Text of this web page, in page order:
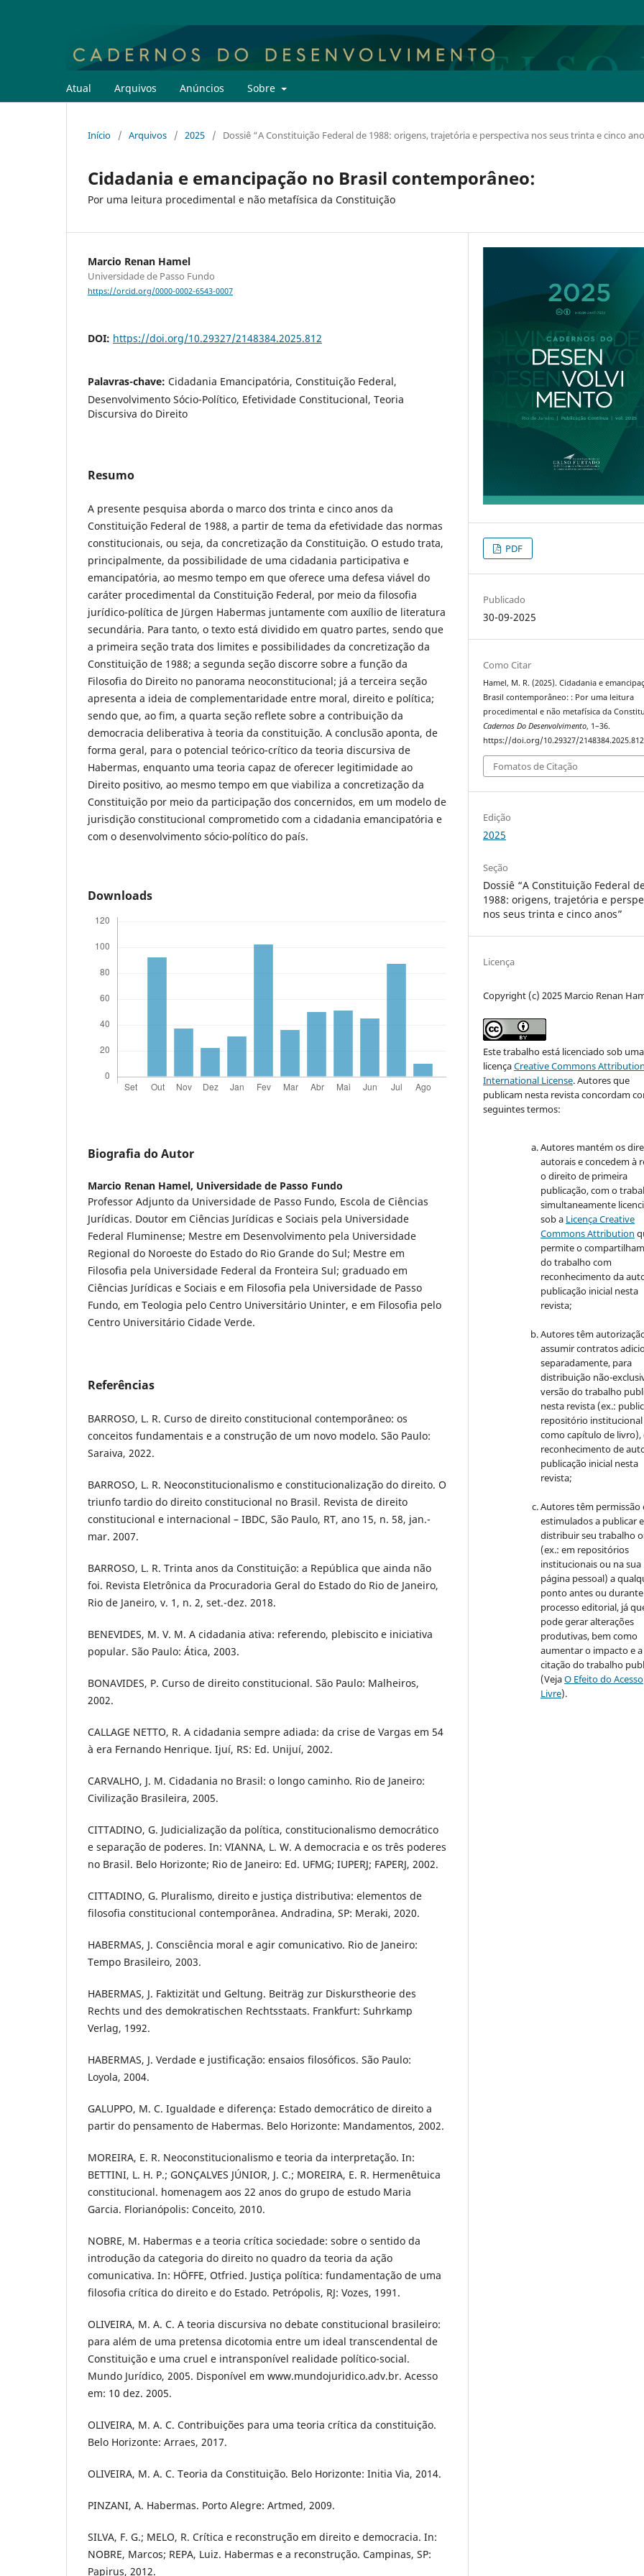
Atual Arquivos Anúncios Sobre
Início / Arquivos / 2025 / Dossiê “A Constituição Federal de 1988: origens, trajetória e perspectiva nos seus trinta e cinco
Cidadania e emancipação no Brasil contemporâneo:
Por uma leitura procedimental e não metafísica da Constituição
Marcio Renan Hamel
Universidade de Passo Fundo
https://orcid.org/0000-0002-6543-0007
DOI: https://doi.org/10.29327/2148384.2025.812
Palavras-chave: Cidadania Emancipatória, Constituição Federal,
Desenvolvimento Sócio-Político, Efetividade Constitucional, Teoria
Discursiva do Direito
Resumo
A presente pesquisa aborda o marco dos trinta e cinco anos da
Constituição Federal de 1988, a partir de tema da efetividade das normas
constitucionais, ou seja, da concretização da Constituição. O estudo trata,
principalmente, da possibilidade de uma cidadania participativa e
emancipatória, ao mesmo tempo em que oferece uma defesa viável do
caráter procedimental da Constituição Federal, por meio da filosofia
jurídico-política de Jürgen Habermas juntamente com auxílio de literatura
secundária. Para tanto, o texto está dividido em quatro partes, sendo que
a primeira seção trata dos limites e possibilidades da concretização da
Constituição de 1988; a segunda seção discorre sobre a função da
Filosofia do Direito no panorama neoconstitucional; já a terceira seção
apresenta a ideia de complementaridade entre moral, direito e política;
sendo que, ao fim, a quarta seção reflete sobre a contribuição da
democracia deliberativa à teoria da constituição. A conclusão aponta, de
forma geral, para o potencial teórico-crítico da teoria discursiva de
Habermas, enquanto uma teoria capaz de oferecer legitimidade ao
Direito positivo, ao mesmo tempo em que viabiliza a concretização da
Constituição por meio da participação dos concernidos, em um modelo de
jurisdição constitucional comprometido com a cidadania emancipatória e
com o desenvolvimento sócio-político do país.
Downloads
Biografia do Autor
Marcio Renan Hamel, Universidade de Passo Fundo
Professor Adjunto da Universidade de Passo Fundo, Escola de Ciências
Jurídicas. Doutor em Ciências Jurídicas e Sociais pela Universidade
Federal Fluminense; Mestre em Desenvolvimento pela Universidade
Regional do Noroeste do Estado do Rio Grande do Sul; Mestre em
Filosofia pela Universidade Federal da Fronteira Sul; graduado em
Ciências Jurídicas e Sociais e em Filosofia pela Universidade de Passo
Fundo, em Teologia pelo Centro Universitário Uninter, e em Filosofia pelo
Centro Universitário Cidade Verde.
Referências
BARROSO, L. R. Curso de direito constitucional contemporâneo: os
conceitos fundamentais e a construção de um novo modelo. São Paulo:
Saraiva, 2022.
BARROSO, L. R. Neoconstitucionalismo e constitucionalização do direito. O
triunfo tardio do direito constitucional no Brasil. Revista de direito
constitucional e internacional – IBDC, São Paulo, RT, ano 15, n. 58, jan.-
mar. 2007.
BARROSO, L. R. Trinta anos da Constituição: a República que ainda não
foi. Revista Eletrônica da Procuradoria Geral do Estado do Rio de Janeiro,
Rio de Janeiro, v. 1, n. 2, set.-dez. 2018.
BENEVIDES, M. V. M. A cidadania ativa: referendo, plebiscito e iniciativa
popular. São Paulo: Ática, 2003.
BONAVIDES, P. Curso de direito constitucional. São Paulo: Malheiros,
2002.
CALLAGE NETTO, R. A cidadania sempre adiada: da crise de Vargas em 54
à era Fernando Henrique. Ijuí, RS: Ed. Unijuí, 2002.
CARVALHO, J. M. Cidadania no Brasil: o longo caminho. Rio de Janeiro:
Civilização Brasileira, 2005.
CITTADINO, G. Judicialização da política, constitucionalismo democrático
e separação de poderes. In: VIANNA, L. W. A democracia e os três poderes
no Brasil. Belo Horizonte; Rio de Janeiro: Ed. UFMG; IUPERJ; FAPERJ, 2002.
CITTADINO, G. Pluralismo, direito e justiça distributiva: elementos de
filosofia constitucional contemporânea. Andradina, SP: Meraki, 2020.
HABERMAS, J. Consciência moral e agir comunicativo. Rio de Janeiro:
Tempo Brasileiro, 2003.
HABERMAS, J. Faktizität und Geltung. Beiträg zur Diskurstheorie des
Rechts und des demokratischen Rechtsstaats. Frankfurt: Suhrkamp
Verlag, 1992.
HABERMAS, J. Verdade e justificação: ensaios filosóficos. São Paulo:
Loyola, 2004.
GALUPPO, M. C. Igualdade e diferença: Estado democrático de direito a
partir do pensamento de Habermas. Belo Horizonte: Mandamentos, 2002.
MOREIRA, E. R. Neoconstitucionalismo e teoria da interpretação. In:
BETTINI, L. H. P.; GONÇALVES JÚNIOR, J. C.; MOREIRA, E. R. Hermenêtuica
constitucional. homenagem aos 22 anos do grupo de estudo Maria
Garcia. Florianópolis: Conceito, 2010.
NOBRE, M. Habermas e a teoria crítica sociedade: sobre o sentido da
introdução da categoria do direito no quadro da teoria da ação
comunicativa. In: HÖFFE, Otfried. Justiça política: fundamentação de uma
filosofia crítica do direito e do Estado. Petrópolis, RJ: Vozes, 1991.
OLIVEIRA, M. A. C. A teoria discursiva no debate constitucional brasileiro:
para além de uma pretensa dicotomia entre um ideal transcendental de
Constituição e uma cruel e intransponível realidade político-social.
Mundo Jurídico, 2005. Disponível em www.mundojuridico.adv.br. Acesso
em: 10 dez. 2005.
OLIVEIRA, M. A. C. Contribuições para uma teoria crítica da constituição.
Belo Horizonte: Arraes, 2017.
OLIVEIRA, M. A. C. Teoria da Constituição. Belo Horizonte: Initia Via, 2014.
PINZANI, A. Habermas. Porto Alegre: Artmed, 2009.
SILVA, F. G.; MELO, R. Crítica e reconstrução em direito e democracia. In:
NOBRE, Marcos; REPA, Luiz. Habermas e a reconstrução. Campinas, SP:
Papirus, 2012.
PDF
Publicado
30-09-2025
Como Citar
Hamel, M. R. (2025). Cidadania e
Brasil contemporâneo: : Por uma leitura
procedimental e não metafísica da
Cadernos Do Desenvolvimento, 1–36.
https://doi.org/10.29327/2148384.2025.812
Fomatos de Citação
Edição
2025
Seção
Dossiê “A Constituição Federal
1988: origens, trajetória e
nos seus trinta e cinco anos”
Licença
Copyright (c) 2025 Marcio Renan
Este trabalho está licenciado sob uma
licençaCreative Commons
International License.Autores que
publicam nesta revista concordam
seguintes termos:
Autores mantém os
autorais e concedem à
o direito de primeira
publicação, com o
simultaneamente
sob a Licença Creative
Commons Attribution
permite o
do trabalho com
reconhecimento da
publicação inicial nesta
revista;
Autores têm
assumir contratos
separadamente, para
distribuição não-
versão do trabalho
nesta revista (ex.:
repositório institucional
como capítulo de livro),
reconhecimento de
publicação inicial nesta
revista;
Autores têm permissão
estimulados a publicar e
distribuir seu trabalho
(ex.: em repositórios
institucionais ou na sua
página pessoal) a
ponto antes ou
processo editorial, já
pode gerar alterações
produtivas, bem como
aumentar o impacto e a
citação do trabalho
(VejaO Efeito do Acesso
Livre).